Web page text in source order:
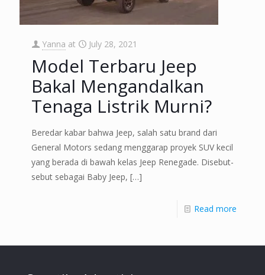
Yanna at July 28, 2021
Model Terbaru Jeep
Bakal Mengandalkan
Tenaga Listrik Murni?
Beredar kabar bahwa Jeep, salah satu brand dari
General Motors sedang menggarap proyek SUV kecil
yang berada di bawah kelas Jeep Renegade. Disebut-
sebut sebagai Baby Jeep, […]
Read more